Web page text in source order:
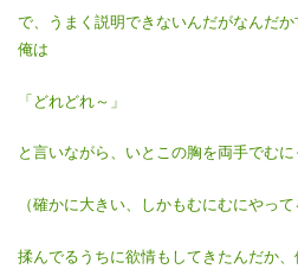
で、うまく説明できないんだがなんだ
俺は
「どれどれ～」
と言いながら、いとこの胸を両手でむに
（確かに大きい、しかもむにむにやって
揉んでるうちに欲情もしてきたんだか